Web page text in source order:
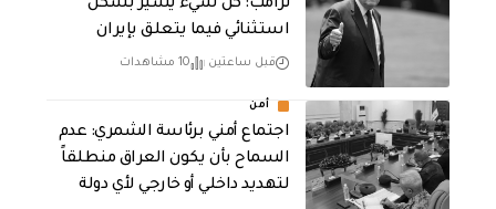
ترامب: كل شيء يسير بشكل
استثنائي فيما يتعلق بإيران
قبل ساعتين 10 مشاهدات
أمن
اجتماع أمني برئاسة الشمري: عدم
السماح بأن يكون العراق منطلقاً
لتهديد داخلي أو خارجي لأي دولة